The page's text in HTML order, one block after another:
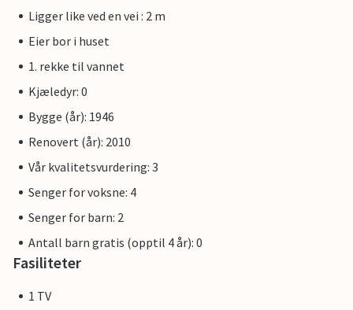
Ligger like ved en vei : 2 m
Eier bor i huset
1. rekke til vannet
Kjæledyr: 0
Bygge (år): 1946
Renovert (år): 2010
Vår kvalitetsvurdering: 3
Senger for voksne: 4
Senger for barn: 2
Antall barn gratis (opptil 4 år): 0
Fasiliteter
1 TV